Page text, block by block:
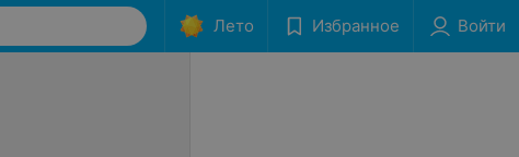
Лето Избранное Войти